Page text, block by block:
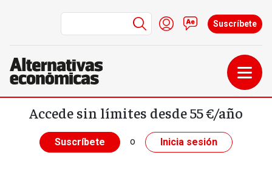
Pasar al contenido principal
Menú de cuenta de
Iniciar sesión
Contacto
Suscríbete
Accede sin límites desde 55 €/año
Suscríbete o Inicia sesión